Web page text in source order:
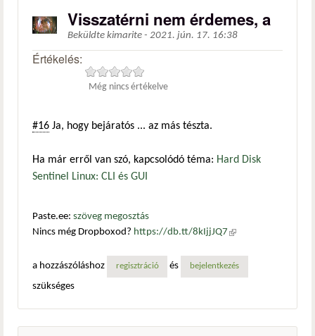
Visszatérni nem érdemes, a
Beküldte kimarite - 2021. jún. 17. 16:38
Értékelés:
Még nincs értékelve
#16 Ja, hogy bejáratós ... az más tészta.
Ha már erről van szó, kapcsolódó téma: Hard Disk
Sentinel Linux: CLI és GUI
Paste.ee: szöveg megosztás
Nincs még Dropboxod? https://db.tt/8kIjjJQ7 (külső
a hozzászóláshoz
regisztráció és bejelentkezés
szükséges